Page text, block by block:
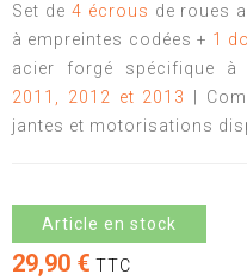
Set de 4 écrous de roues
à empreintes codées + 1
acier forgé spécifique à
2011, 2012 et 2013
|
jantes et motorisations
Article en stock
29,90 € TTC